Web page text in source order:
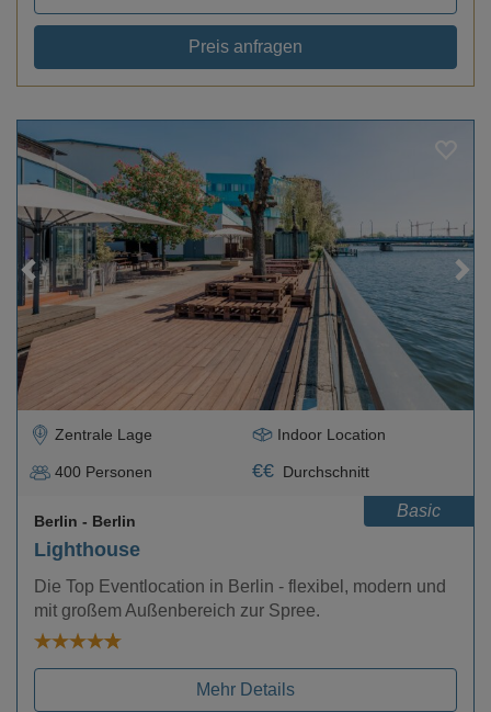
Preis anfragen
Loading...
Zentrale Lage Indoor Location
400 Personen €€ Durchschnitt
Basic
Lighthouse
Berlin - Berlin
Die Top Eventlocation in Berlin - flexibel, modern und
mit großem Außenbereich zur Spree.
Mehr Details